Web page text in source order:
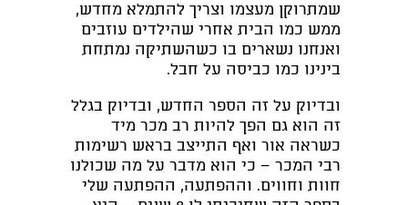
שמתרוקן מעצמו וצריך להתמלא מחדש,
ממש כמו הבית אחרי שהילדים עוזבים
ואנחנו נשארים בו כשהשתיקה נמתחת
בינינו כמו כביסה על חבל.
ובדיוק על זה הספר החדש, ובדיוק בגלל
זה הוא גם הפך להיות רב מכר מיד
כשראה אור ואף התייצב בראש רשימות
רבי המכר – כי הוא מדבר על מה שכולנו
חוות וחווים. וההפתעה, ההפתעה שלי